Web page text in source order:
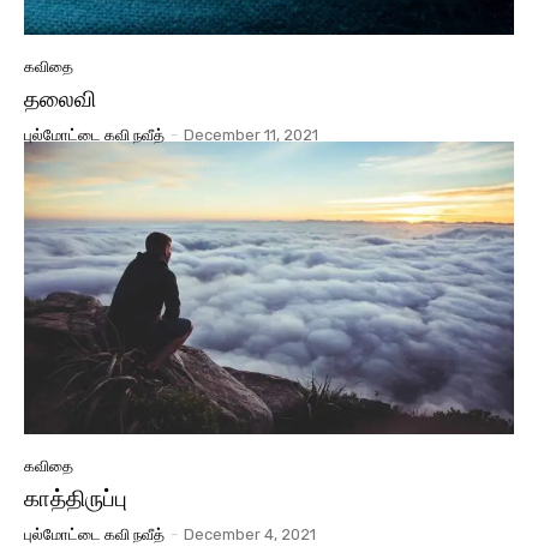
கவிதை
தலைவி
புல்மோட்டை கவி நவீத் - December 11, 2021
கவிதை
காத்திருப்பு
புல்மோட்டை கவி நவீத் - December 4, 2021